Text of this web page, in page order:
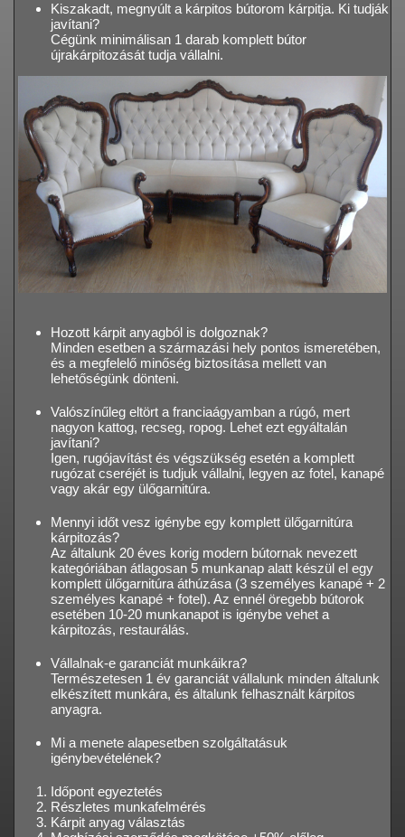
Kiszakadt, megnyúlt a kárpitos bútorom kárpitja. Ki tudják
javítani?
Cégünk minimálisan 1 darab komplett bútor
újrakárpitozását tudja vállalni.
Hozott kárpit anyagból is dolgoznak?
Minden esetben a származási hely pontos ismeretében,
és a megfelelő minőség biztosítása mellett van
lehetőségünk dönteni.
Valószínűleg eltört a franciaágyamban a rúgó, mert
nagyon kattog, recseg, ropog. Lehet ezt egyáltalán
javítani?
Igen, rugójavítást és végszükség esetén a komplett
rugózat cseréjét is tudjuk vállalni, legyen az fotel, kanapé
vagy akár egy ülőgarnitúra.
Mennyi időt vesz igénybe egy komplett ülőgarnitúra
kárpitozás?
Az általunk 20 éves korig modern bútornak nevezett
kategóriában átlagosan 5 munkanap alatt készül el egy
komplett ülőgarnitúra áthúzása (3 személyes kanapé + 2
személyes kanapé + fotel). Az ennél öregebb bútorok
esetében 10-20 munkanapot is igénybe vehet a
kárpitozás, restaurálás.
Vállalnak-e garanciát munkáikra?
Természetesen 1 év garanciát vállalunk minden általunk
elkészített munkára, és általunk felhasznált kárpitos
anyagra.
Mi a menete alapesetben szolgáltatásuk
igénybevételének?
Időpont egyeztetés
Részletes munkafelmérés
Kárpit anyag választás